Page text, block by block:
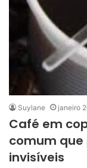
Suylane janeiro
Café em
comum que
invisíveis